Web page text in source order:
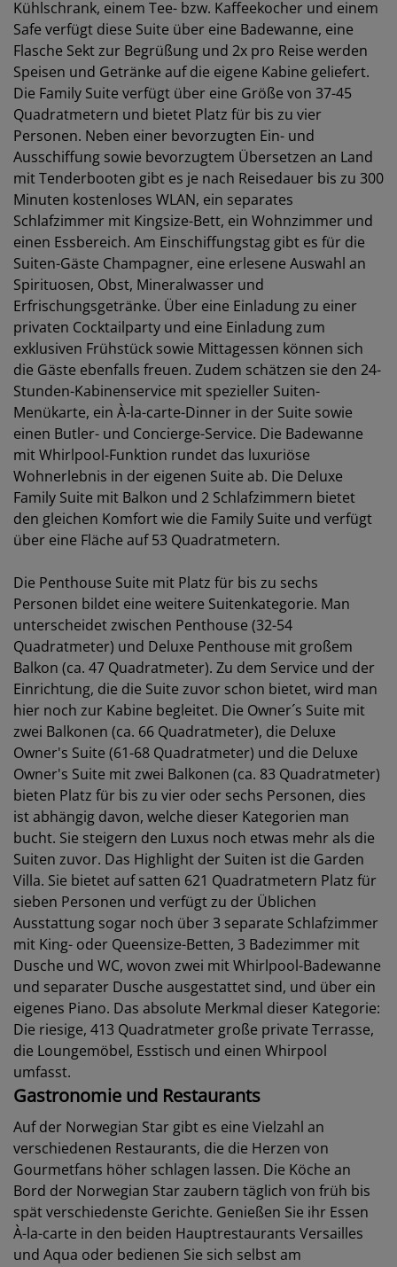
Kühlschrank, einem Tee- bzw. Kaffeekocher und einem
Safe verfügt diese Suite über eine Badewanne, eine
Flasche Sekt zur Begrüßung und 2x pro Reise werden
Speisen und Getränke auf die eigene Kabine geliefert.
Die Family Suite verfügt über eine Größe von 37-45
Quadratmetern und bietet Platz für bis zu vier
Personen. Neben einer bevorzugten Ein- und
Ausschiffung sowie bevorzugtem Übersetzen an Land
mit Tenderbooten gibt es je nach Reisedauer bis zu 300
Minuten kostenloses WLAN, ein separates
Schlafzimmer mit Kingsize-Bett, ein Wohnzimmer und
einen Essbereich. Am Einschiffungstag gibt es für die
Suiten-Gäste Champagner, eine erlesene Auswahl an
Spirituosen, Obst, Mineralwasser und
Erfrischungsgetränke. Über eine Einladung zu einer
privaten Cocktailparty und eine Einladung zum
exklusiven Frühstück sowie Mittagessen können sich
die Gäste ebenfalls freuen. Zudem schätzen sie den 24-
Stunden-Kabinenservice mit spezieller Suiten-
Menükarte, ein À-la-carte-Dinner in der Suite sowie
einen Butler- und Concierge-Service. Die Badewanne
mit Whirlpool-Funktion rundet das luxuriöse
Wohnerlebnis in der eigenen Suite ab. Die Deluxe
Family Suite mit Balkon und 2 Schlafzimmern bietet
den gleichen Komfort wie die Family Suite und verfügt
über eine Fläche auf 53 Quadratmetern.
Die Penthouse Suite mit Platz für bis zu sechs
Personen bildet eine weitere Suitenkategorie. Man
unterscheidet zwischen Penthouse (32-54
Quadratmeter) und Deluxe Penthouse mit großem
Balkon (ca. 47 Quadratmeter). Zu dem Service und der
Einrichtung, die die Suite zuvor schon bietet, wird man
hier noch zur Kabine begleitet. Die Owner´s Suite mit
zwei Balkonen (ca. 66 Quadratmeter), die Deluxe
Owner's Suite (61-68 Quadratmeter) und die Deluxe
Owner's Suite mit zwei Balkonen (ca. 83 Quadratmeter)
bieten Platz für bis zu vier oder sechs Personen, dies
ist abhängig davon, welche dieser Kategorien man
bucht. Sie steigern den Luxus noch etwas mehr als die
Suiten zuvor. Das Highlight der Suiten ist die Garden
Villa. Sie bietet auf satten 621 Quadratmetern Platz für
sieben Personen und verfügt zu der Üblichen
Ausstattung sogar noch über 3 separate Schlafzimmer
mit King- oder Queensize-Betten, 3 Badezimmer mit
Dusche und WC, wovon zwei mit Whirlpool-Badewanne
und separater Dusche ausgestattet sind, und über ein
eigenes Piano. Das absolute Merkmal dieser Kategorie:
Die riesige, 413 Quadratmeter große private Terrasse,
die Loungemöbel, Esstisch und einen Whirpool
umfasst.
Gastronomie und Restaurants
Auf der Norwegian Star gibt es eine Vielzahl an
verschiedenen Restaurants, die die Herzen von
Gourmetfans höher schlagen lassen. Die Köche an
Bord der Norwegian Star zaubern täglich von früh bis
spät verschiedenste Gerichte. Genießen Sie ihr Essen
À-la-carte in den beiden Hauptrestaurants Versailles
und Aqua oder bedienen Sie sich selbst am